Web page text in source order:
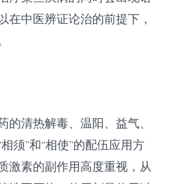
中医辨证论治的前提下，
清热解毒、温阳、益气、
须”和“相使”的配伍应用方
激素的副作用高度重视，从